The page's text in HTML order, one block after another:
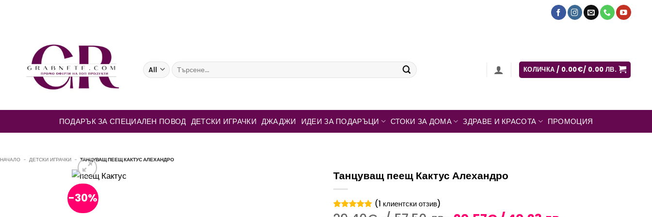
Търсене
за:
КОЛИЧКА / 0.00€/ 0.00 ЛВ.
ПОДАРЪК ЗА СПЕЦИАЛЕН ПОВОД ДЕТСКИ ИГРАЧКИ ДЖАДЖИ ИДЕИ ЗА ПОДАРЪЦИ СТОКИ ЗА ДОМА ЗДРАВЕ И КРАСОТА ПРОМОЦИЯ
НАЧАЛО - ДЕТСКИ ИГРАЧКИ - ТАНЦУВАЩ ПЕЕЩ КАКТУС АЛЕХАНДРО
-30%
Танцуващ пеещ Кактус Алехандро
Оценен5
1
(1 клиентски отзив)